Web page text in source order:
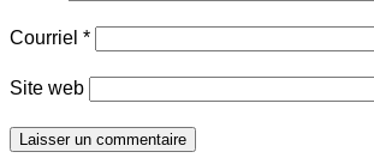
Courriel *
Site web